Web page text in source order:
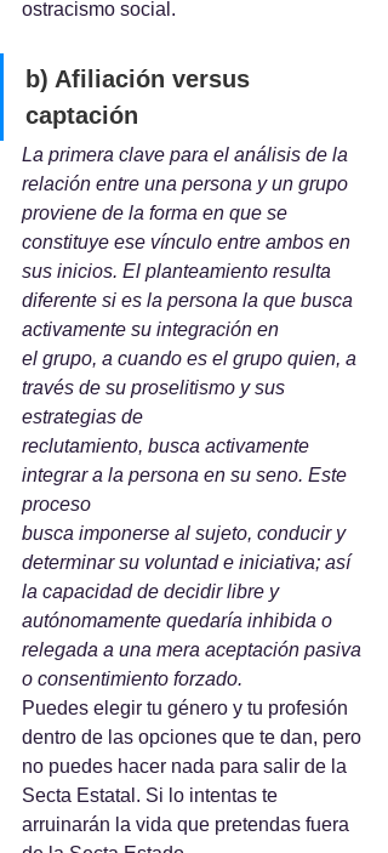
ostracismo social.
b) Afiliación versus
captación
La primera clave para el análisis de la
relación entre una persona y un grupo
proviene de la forma en que se
constituye ese vínculo entre ambos en
sus inicios. El planteamiento resulta
diferente si es la persona la que busca
activamente su integración en
el grupo, a cuando es el grupo quien, a
través de su proselitismo y sus
estrategias de
reclutamiento, busca activamente
integrar a la persona en su seno. Este
proceso
busca imponerse al sujeto, conducir y
determinar su voluntad e iniciativa; así
la capacidad de decidir libre y
autónomamente quedaría inhibida o
relegada a una mera aceptación pasiva
o consentimiento forzado.
Puedes elegir tu género y tu profesión
dentro de las opciones que te dan, pero
no puedes hacer nada para salir de la
Secta Estatal. Si lo intentas te
arruinarán la vida que pretendas fuera